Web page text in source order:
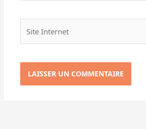
Internet